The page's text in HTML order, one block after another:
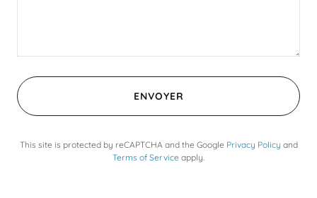
ENVOYER
This site is protected by reCAPTCHA and the Google Privacy Policy and
Terms of Service apply.